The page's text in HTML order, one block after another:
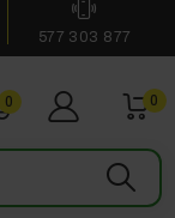
577 303 877
0 0